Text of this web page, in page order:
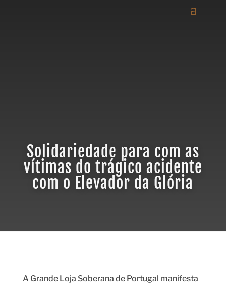
Solidariedade para com as
vítimas do trágico acidente
com o Elevador da Glória
A Grande Loja Soberana de Portugal manifesta